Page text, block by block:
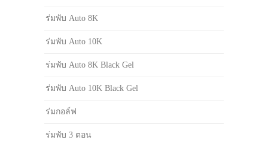
ร่มพับ Auto 8K
ร่มพับ Auto 10K
ร่มพับ Auto 8K Black Gel
ร่มพับ Auto 10K Black Gel
ร่มกอล์ฟ
ร่มพับ 3 ตอน